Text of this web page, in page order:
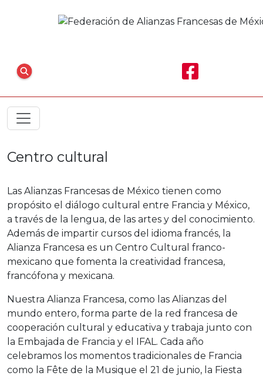
Centro cultural
Las Alianzas Francesas de México tienen como
propósito el diálogo cultural entre Francia y México,
a través de la lengua, de las artes y del conocimiento.
Además de impartir cursos del idioma francés, la
Alianza Francesa es un Centro Cultural franco-
mexicano que fomenta la creatividad francesa,
francófona y mexicana.
Nuestra Alianza Francesa, como las Alianzas del
mundo entero, forma parte de la red francesa de
cooperación cultural y educativa y trabaja junto con
la Embajada de Francia y el IFAL. Cada año
celebramos los momentos tradicionales de Francia
como la Fête de la Musique el 21 de junio, la Fiesta